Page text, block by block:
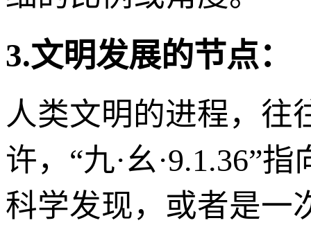
3.文明发展的节点：
人类文明的进程，往
许，“九·幺·9.1.36”
科学发现，或者是一